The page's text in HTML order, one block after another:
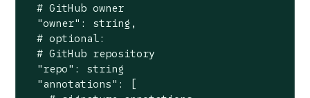
  # GitHub owner
  "owner": string,
  # optional:
  # GitHub repository
  "repo": string
  "annotations": [